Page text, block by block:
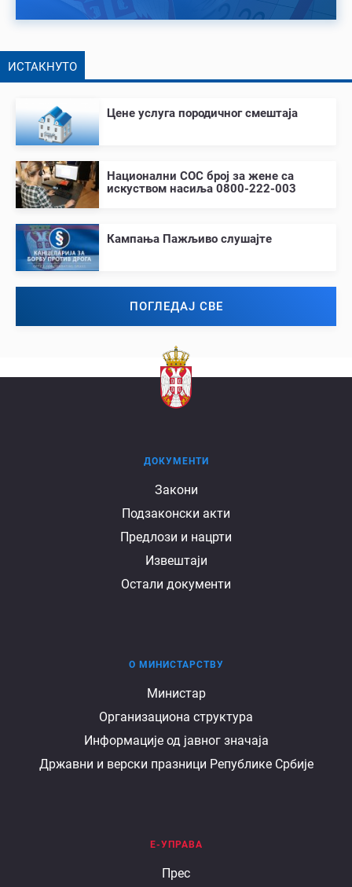
ИСТАКНУТО
Цене услуга породичног смештаја
Национални СОС број за жене са
искуством насиља 0800-222-003
Кампања Пажљиво слушајте
ПОГЛЕДАЈ СВЕ
ДОКУМЕНТИ
Закони
Подзаконски акти
Предлози и нацрти
Извештаји
Остали документи
министарству
О МИНИСТАРСТВУ
Министар
Организациона структура
Информације од јавног значаја
Државни и верски празници Републике Србије
Е-УПРАВА
Прес